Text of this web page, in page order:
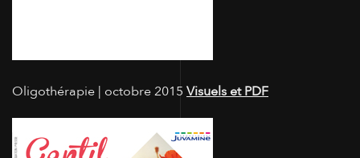
Oligothérapie | octobre 2015 Visuels et PDF